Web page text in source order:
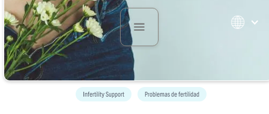
Infertility Support Problemas de fertilidad